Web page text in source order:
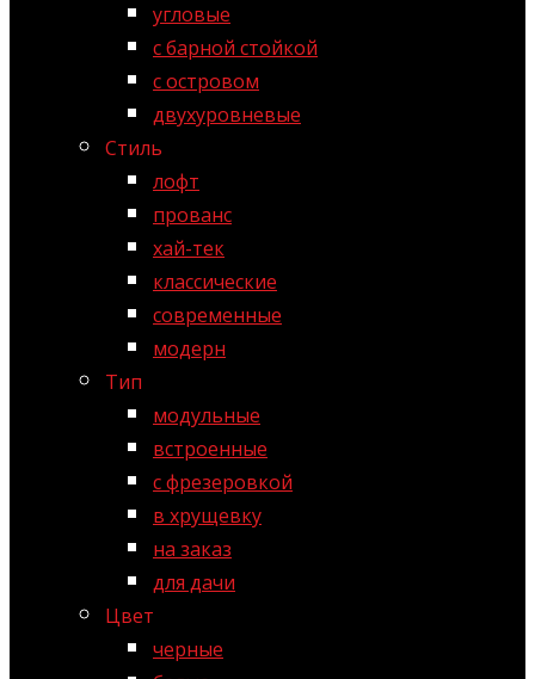
угловые
с барной стойкой
с островом
двухуровневые
Стиль
лофт
прованс
хай-тек
классические
современные
модерн
Тип
модульные
встроенные
с фрезеровкой
в хрущевку
на заказ
для дачи
Цвет
черные